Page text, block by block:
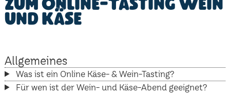
zum Online-Tasting Wein
und Käse
Allgemeines
Was ist ein Online Käse- & Wein-Tasting?
Für wen ist der Wein- und Käse-Abend geeignet?